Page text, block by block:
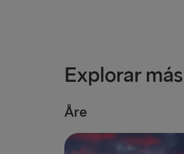
Explorar
Åre